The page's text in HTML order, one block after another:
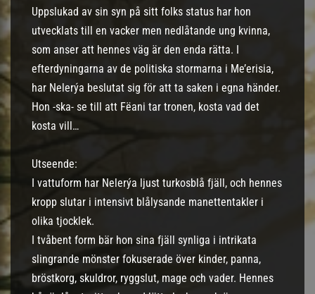
Uppslukad av sin syn på sitt folks status har hon
utvecklats till en vacker men nedlåtande ung kvinna,
som anser att hennes väg är den enda rätta. I
efterdyningarna av de politiska stormarna i Me’erisia,
har Nelerýa beslutat sig för att ta saken i egna händer.
Hon -ska- se till att Fëani tar tronen, kosta vad det
kosta vill…
Utseende:
I vattuform har Nelerýa ljust turkosblå fjäll, och hennes
kropp slutar i intensivt blålysande manettentakler i
olika tjocklek.
I tvåbent form bär hon sina fjäll synliga i intrikata
slingrande mönster fokuserade över kinder, panna,
bröstkorg, skuldror, ryggslut, mage och vader. Hennes